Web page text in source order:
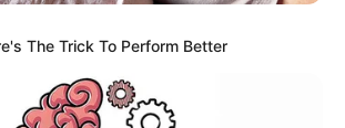
The Trick To Perform Better